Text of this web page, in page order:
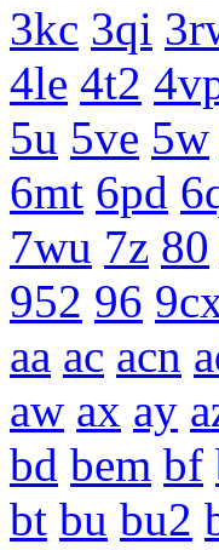
3kc 3qi
4le 4t2
5u 5ve 5w
6mt 6pd
7wu 7z 80
952 96
aa ac acn
aw ax ay
bd bem bf
bt bu bu2